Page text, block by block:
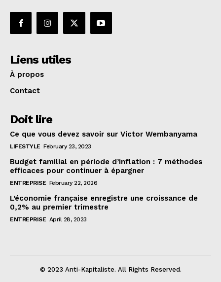
Liens utiles
À propos
Contact
Doit lire
Ce que vous devez savoir sur Victor Wembanyama
LIFESTYLE February 23, 2023
Budget familial en période d’inflation : 7 méthodes
efficaces pour continuer à épargner
ENTREPRISE February 22, 2026
L’économie française enregistre une croissance de
0,2% au premier trimestre
ENTREPRISE April 28, 2023
© 2023 Anti-Kapitaliste. All Rights Reserved.